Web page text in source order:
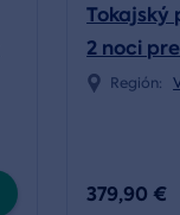
Tokajský
2 noci
Región:
379,90 €